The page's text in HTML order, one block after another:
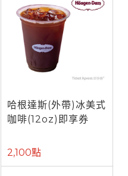
哈根達斯(外帶)冰美式
咖啡(12oz)即享券
2,100點